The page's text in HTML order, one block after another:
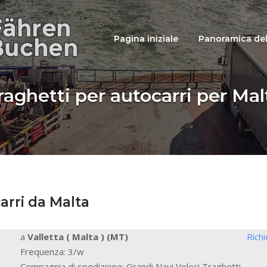
Pagina iniziale Panoramica
per autocarri per
da Malta
a Valletta ( Malta ) (MT)
Frequenza: 3/w